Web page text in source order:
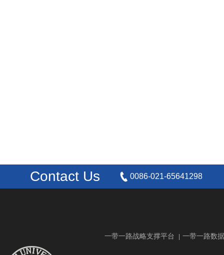
Contact Us 0086-021-65641298
一带一路战略支撑平台 一带一路数